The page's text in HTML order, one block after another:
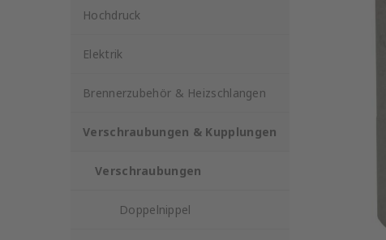
Hochdruck
Elektrik
Brennerzubehör & Heizschlangen
Verschraubungen & Kupplungen
Verschraubungen
Doppelnippel